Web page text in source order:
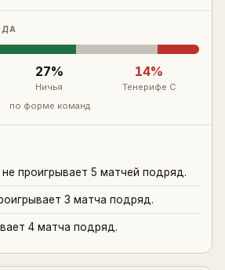
27%
Ничья
14%
Тенерифе C
по форме команд
не проигрывает 5 матчей подряд.
3 матча подряд.
4 матча подряд.